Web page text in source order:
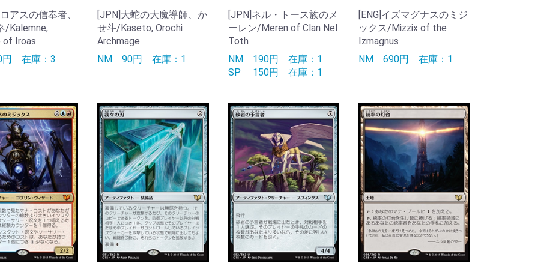
アスの信奉者、
/Kalemne,
of Iroas
円 在庫：3
[JPN]大蛇の大魔導師、か
せ斗/Kaseto, Orochi
Archmage
NM90円在庫：1
[JPN]ネル・トース族のメ
ーレン/Meren of Clan Nel
Toth
NM 190円 在庫：1
SP
150円 在庫：1
[ENG]イズマグナスのミジ
ックス/Mizzix of the
Izmagnus
NM690円在庫：1